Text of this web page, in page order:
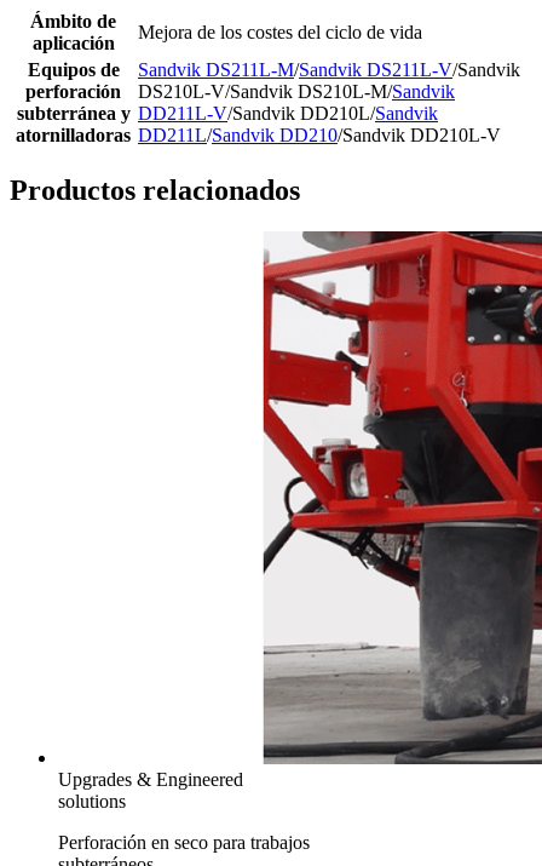
Ámbito de
aplicación
Mejora de los costes del ciclo de vida
Equipos de
perforación
subterránea y
atornilladoras
Sandvik DS211L-M/Sandvik DS211L-V/Sandvik
DS210L-V/Sandvik DS210L-M/Sandvik
DD211L-V/Sandvik DD210L/Sandvik
DD211L/Sandvik DD210/Sandvik DD210L-V
Productos relacionados
Upgrades & Engineered
solutions
Perforación en seco para trabajos